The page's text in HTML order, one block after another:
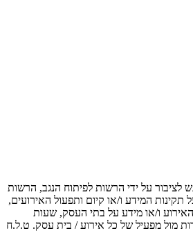
לציבור על ידי הרשות לפיתוח הנגב, הרשות
תקינות המידע ו/או קיום ותפעול האירועים,
ו/או מידע על בתי העסק, שעות
מול מפעיל של כל אירוע / בית עסק. ט.ל.ח